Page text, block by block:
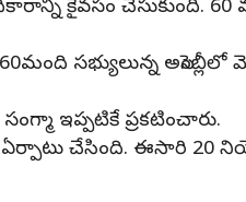
అధికారాన్ని కైవసం
సభ్యులున్న
ఇప్పటికే ప్రకటించారు.
చేసింది. ఈసారి 20